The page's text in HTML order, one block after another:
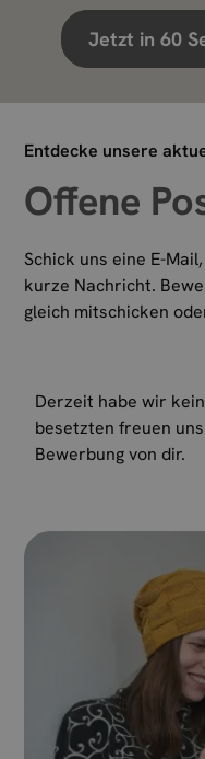
Jetzt in 60
Entdecke unsere
Offene
Schick uns eine E-
kurze Nachricht.
gleich mitschicken
Derzeit habe wir
besetzten freuen
Bewerbung von dir.